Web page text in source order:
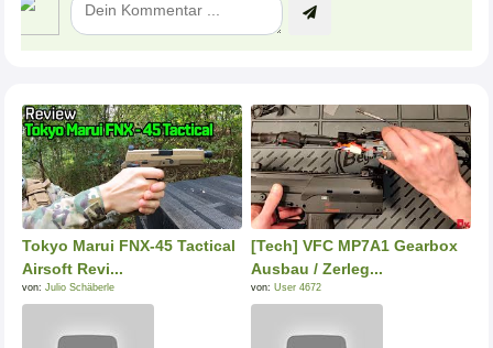
Tokyo Marui FNX-45 Tactical
Airsoft Revi...
von: Julio Schäberle
[Tech] VFC MP7A1 Gearbox
Ausbau / Zerleg...
von: User 4672